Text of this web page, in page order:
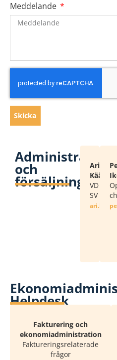
Meddelande
Skicka
Administration
och
försäljning
Ari
VD
SV
Helpdesk
Fakturering och
ekonomiadministration
Faktureringsrelaterade
frågor